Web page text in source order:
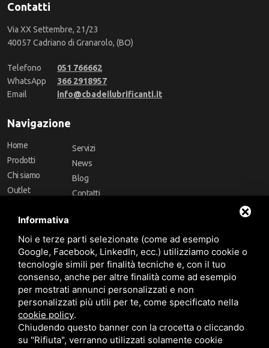
Contatti
Via XX Settembre, 21/23
40057 Cadriano di Granarolo, (BO)
Telefono
051 766662
WhatsApp
366 2918957
Email
info@cbadeilubrificanti.it
Navigazione
Home
Prodotti
Chi siamo
Outlet
Marchi
Servizi
News
Blog
Contatti
Follow Us
Area riservata
Informativa
Noi e terze parti selezionate (come ad esempio
Google, Facebook, LinkedIn, ecc.) utilizziamo cookie o
tecnologie simili per finalità tecniche e, con il tuo
consenso, anche per altre finalità come ad esempio
per mostrati annunci personalizzati e non
personalizzati più utili per te, come specificato nella
cookie policy.
Chiudendo questo banner con la crocetta o cliccando
su "Rifiuta", verranno utilizzati solamente cookie